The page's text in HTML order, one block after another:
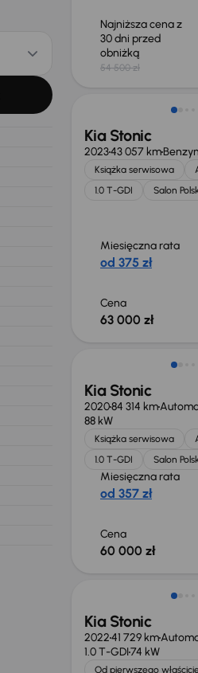
Najniższa cena z
30 dni przed
obniżką
54 500 zł
Możliwość
Kia Stonic
202343 057 km
Książka serwisowa
1.0 T-GDI
Salon
Miesięczna rata
od 375 zł
Cena
63 000 zł
Kia Stonic
202084 314 km
88 kW
Książka serwisowa
1.0 T-GDI
Salon
Miesięczna rata
od 357 zł
Cena
60 000 zł
Taniej o 500 zł
Kia Stonic
202241 729 km
1.0 T-GDI74 kW
Od pierwszego